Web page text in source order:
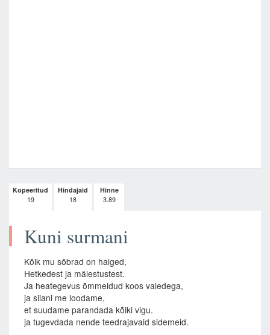
Kopeeritud
19
Hindajaid
18
Hinne
3.89
Kuni surmani
Kõik mu sõbrad on haiged,
Hetkedest ja mälestustest.
Ja heategevus õmmeldud koos valedega,
ja siiani me loodame,
et suudame parandada kõiki vigu.
ja tugevdada nende teedrajavaid sidemeid.